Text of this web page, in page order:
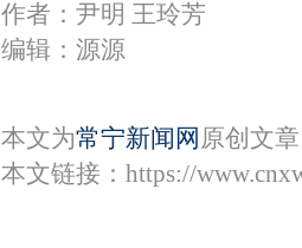
作者：尹明 王玲芳
编辑：源源
本文为常宁新闻网 原创文
本文链接： https://